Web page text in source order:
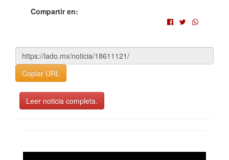
Compartir en:
Copiar URL
Leer noticia completa.